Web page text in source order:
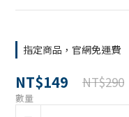
指定商品，官網免運費
NT$149 NT$290
數量